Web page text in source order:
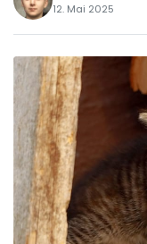
12. Mai 2025